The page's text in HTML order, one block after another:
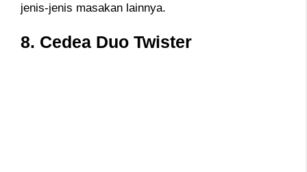
jenis-jenis masakan lainnya.
8. Cedea Duo Twister